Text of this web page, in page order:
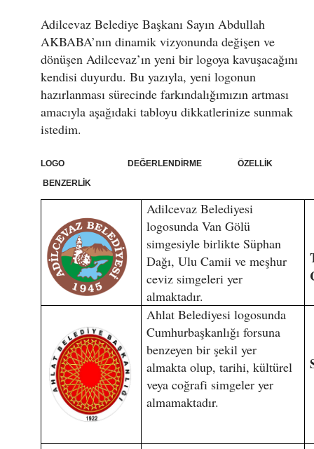
Adilcevaz Belediye Başkanı Sayın Abdullah
AKBABA’nın dinamik vizyonunda değişen ve
dönüşen Adilcevaz’ın yeni bir logoya kavuşacağını
kendisi duyurdu. Bu yazıyla, yeni logonun
hazırlanması sürecinde farkındalığımızın artması
amacıyla aşağıdaki tabloyu dikkatlerinize sunmak
istedim.
LOGO DEĞERLENDİRME ÖZELLİK
BENZERLİK
Adilcevaz Belediyesi
logosunda Van Gölü
simgesiyle birlikte Süphan
Dağı, Ulu Camii ve meşhur
ceviz simgeleri yer
almaktadır.
Ahlat Belediyesi logosunda
Cumhurbaşkanlığı forsuna
benzeyen bir şekil yer
almakta olup, tarihi, kültürel
veya coğrafi simgeler yer
almamaktadır.